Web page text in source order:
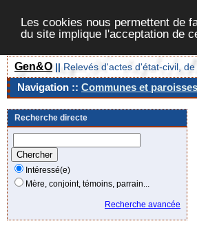
Les cookies nous permettent de
du site implique l'acceptation de
Gen&O || Relevés d'actes d'état-civil,
Navigation :: Communes et paroisses
Recherche directe
Intéressé(e)
Mère, conjoint, témoins, parrain...
Recherche avancée